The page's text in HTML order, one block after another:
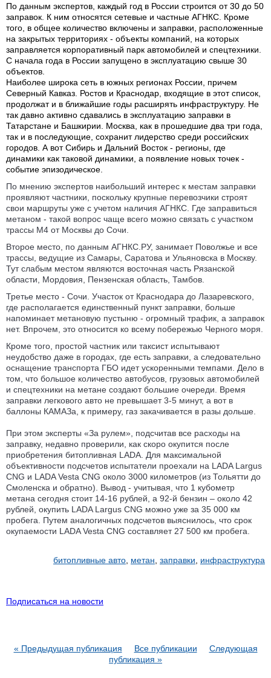
По данным экспертов, каждый год в России строится от 30 до 50
заправок. К ним относятся сетевые и частные АГНКС. Кроме
того, в общее количество включены и заправки, расположенные
на закрытых территориях - объекты компаний, на которых
заправляется корпоративный парк автомобилей и спецтехники.
С начала года в России запущено в эксплуатацию свыше 30
объектов.
Наиболее широка сеть в южных регионах России, причем
Северный Кавказ. Ростов и Краснодар, входящие в этот список,
продолжат и в ближайшие годы расширять инфраструктуру. Не
так давно активно сдавались в эксплуатацию заправки в
Татарстане и Башкирии. Москва, как в прошедшие два три года,
так и в последующие, сохранит лидерство среди российских
городов. А вот Сибирь и Дальний Восток - регионы, где
динамики как таковой динамики, а появление новых точек -
событие эпизодическое.
По мнению экспертов наибольший интерес к местам заправки
проявляют частники, поскольку крупные перевозчики строят
свои маршруты уже с учетом наличия АГНКС. Где заправиться
метаном - такой вопрос чаще всего можно связать с участком
трассы М4 от Москвы до Сочи.
Второе место, по данным АГНКС.РУ, занимает Поволжье и все
трассы, ведущие из Самары, Саратова и Ульяновска в Москву.
Тут слабым местом являются восточная часть Рязанской
области, Мордовия, Пензенская область, Тамбов.
Третье место - Сочи. Участок от Краснодара до Лазаревского,
где располагается единственный пункт заправки, больше
напоминает метановую пустыню - огромный трафик, а заправок
нет. Впрочем, это относится ко всему побережью Черного моря.
Кроме того, простой частник или таксист испытывают
неудобство даже в городах, где есть заправки, а следовательно
оснащение транспорта ГБО идет ускоренными темпами. Дело в
том, что большое количество автобусов, грузовых автомобилей
и спецтехники на метане создают большие очереди. Время
заправки легкового авто не превышает 3-5 минут, а вот в
баллоны КАМАЗа, к примеру, газ закачивается в разы дольше.
При этом эксперты «За рулем», подсчитав все расходы на
заправку, недавно проверили, как скоро окупится после
приобретения битопливная LADA. Для максимальной
объективности подсчетов испытатели проехали на LADA Largus
CNG и LADA Vesta CNG около 3000 километров (из Тольятти до
Смоленска и обратно). Вывод - учитывая, что 1 кубометр
метана сегодня стоит 14-16 рублей, а 92-й бензин – около 42
рублей, окупить LADA Largus CNG можно уже за 35 000 км
пробега. Путем аналогичных подсчетов выяснилось, что срок
окупаемости LADA Vesta CNG составляет 27 500 км пробега.
битопливные авто метан заправки инфраструктура
Подписаться на новости
« Предыдущая публикация Все публикации
Следующая
публикация »